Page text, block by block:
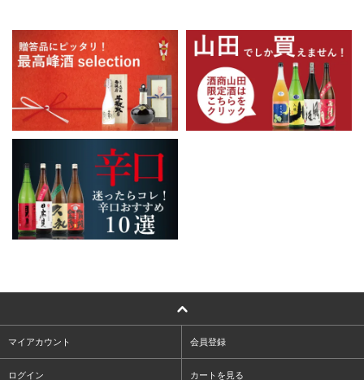
マイアカウント 会員登録
ログイン カートを見る